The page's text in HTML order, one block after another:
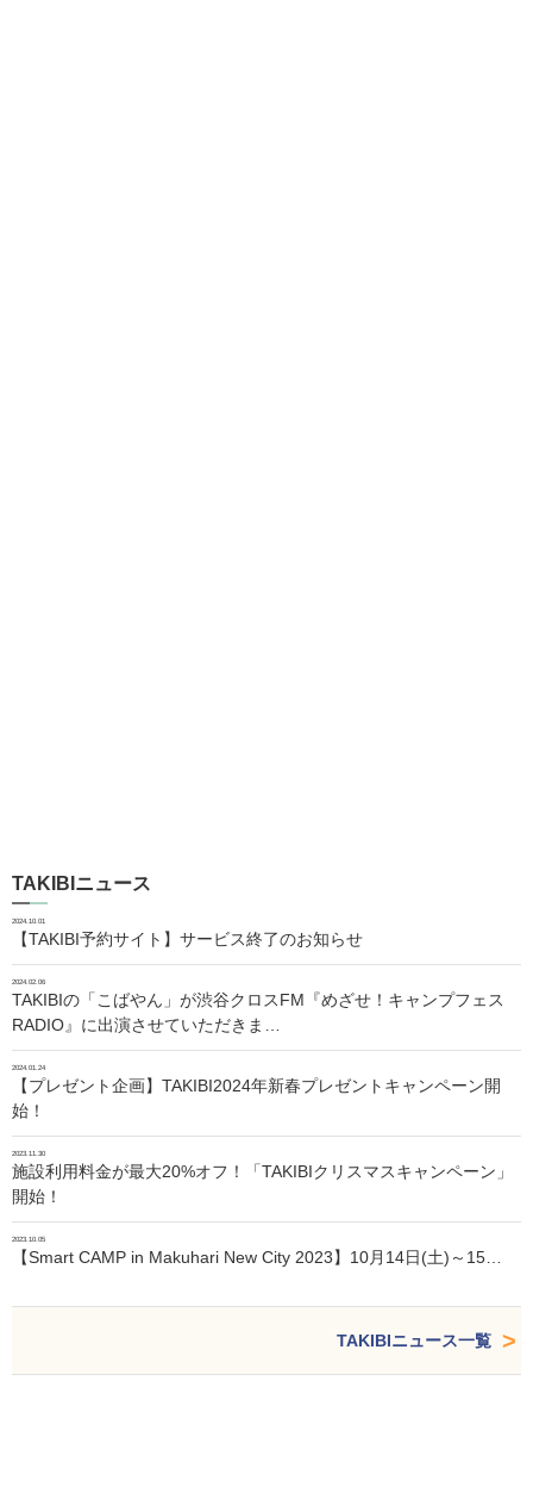
TAKIBIニュース
2024.10.01
【TAKIBI予約サイト】サービス終了のお知らせ
2024.02.06
TAKIBIの「こばやん」が渋谷クロスFM『めざせ！キャンプフェス
RADIO』に出演させていただきま…
2024.01.24
【プレゼント企画】TAKIBI2024年新春プレゼントキャンペーン開
始！
2023.11.30
施設利用料金が最大20%オフ！「TAKIBIクリスマスキャンペーン」
開始！
2023.10.05
【Smart CAMP in Makuhari New City 2023】10月14日(土)～15…
TAKIBIニュース一覧